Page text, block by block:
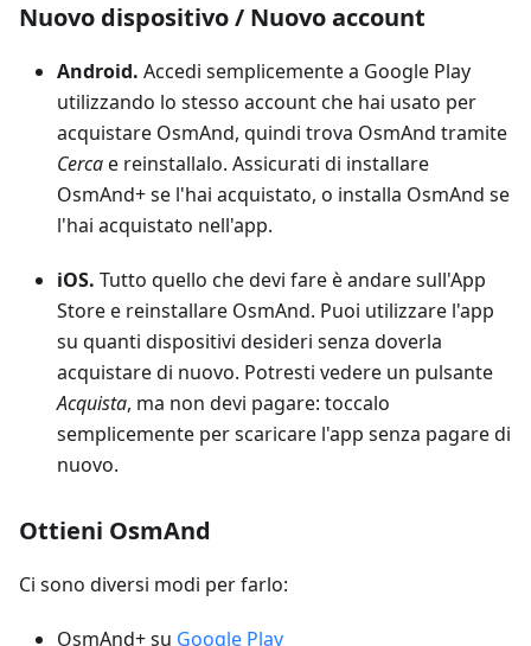
Nuovo dispositivo / Nuovo account
Android. Accedi semplicemente a Google Play
utilizzando lo stesso account che hai usato per
acquistare OsmAnd, quindi trova OsmAnd tramite
Cercae reinstallalo. Assicurati di installare
OsmAnd+ se l'hai acquistato, o installa OsmAnd se
l'hai acquistato nell'app.
iOS. Tutto quello che devi fare è andare sull'App
Store e reinstallare OsmAnd. Puoi utilizzare l'app
su quanti dispositivi desideri senza doverla
acquistare di nuovo. Potresti vedere un pulsante
Acquista, ma non devi pagare: toccalo
semplicemente per scaricare l'app senza pagare di
nuovo.
Ottieni OsmAnd
Ci sono diversi modi per farlo:
OsmAnd+ su Google Play